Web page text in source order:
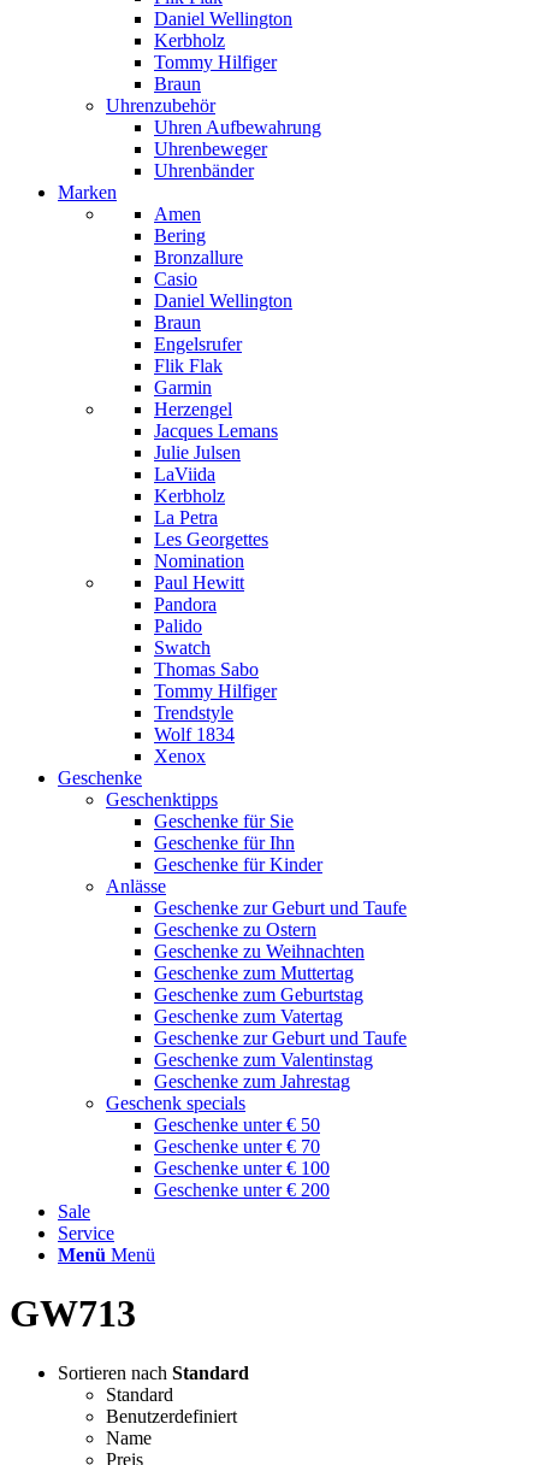
Daniel Wellington
Kerbholz
Tommy Hilfiger
Braun
Uhrenzubehör
Uhren Aufbewahrung
Uhrenbeweger
Uhrenbänder
Marken
Amen
Bering
Bronzallure
Casio
Daniel Wellington
Braun
Engelsrufer
Flik Flak
Garmin
Herzengel
Jacques Lemans
Julie Julsen
LaViida
Kerbholz
La Petra
Les Georgettes
Nomination
Paul Hewitt
Pandora
Palido
Swatch
Thomas Sabo
Tommy Hilfiger
Trendstyle
Wolf 1834
Xenox
Geschenke
Geschenktipps
Geschenke für Sie
Geschenke für Ihn
Geschenke für Kinder
Anlässe
Geschenke zur Geburt und Taufe
Geschenke zu Ostern
Geschenke zu Weihnachten
Geschenke zum Muttertag
Geschenke zum Geburtstag
Geschenke zum Vatertag
Geschenke zur Geburt und Taufe
Geschenke zum Valentinstag
Geschenke zum Jahrestag
Geschenk specials
Geschenke unter € 50
Geschenke unter € 70
Geschenke unter € 100
Geschenke unter € 200
Sale
Service
Menü Menü
GW713
Sortieren nach Standard
Standard
Benutzerdefiniert
Name
Preis